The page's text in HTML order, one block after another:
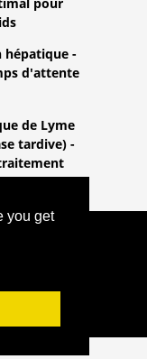
you get
hépatique -
d'attente
de Lyme
tardive) -
EFFETS